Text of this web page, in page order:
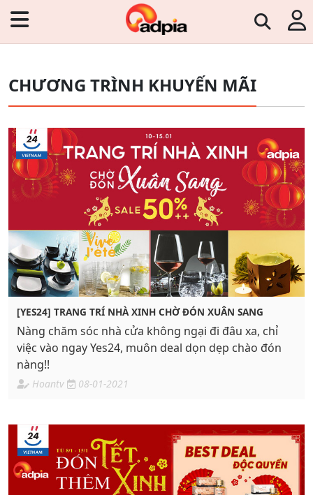
CHƯƠNG TRÌNH KHUYẾN MÃI
[YES24] TRANG TRÍ NHÀ XINH CHỜ ĐÓN XUÂN SANG
Nàng chăm sóc nhà cửa không ngại đi đâu xa, chỉ
việc vào ngay Yes24, muôn deal dọn dẹp chào đón
nàng!!
Hoantv 08-01-2021